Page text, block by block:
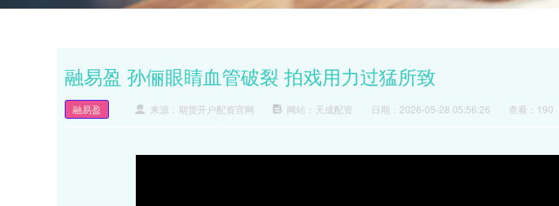
融易盈 孙俪眼睛血管破裂 拍戏用力过猛所致
融易盈 来源：期货开户配资官网 网站：天成配资 日期：2026-05-28 05:56:26 查看：190